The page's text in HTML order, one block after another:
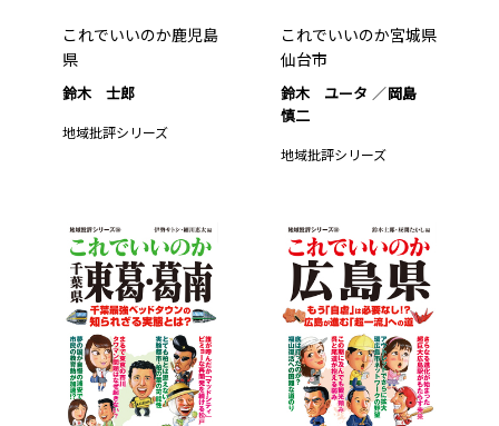
これでいいのか鹿児島
県
鈴木 士郎
地域批評シリーズ
これでいいのか宮城県
仙台市
鈴木 ユータ
岡島
慎二
地域批評シリーズ